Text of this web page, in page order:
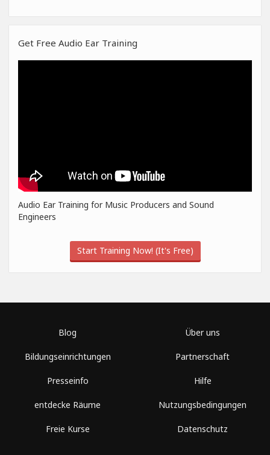
Get Free Audio Ear Training
Audio Ear Training for Music Producers and Sound
Engineers
Start Training Now! (It's Free)
Blog
Bildungseinrichtungen
Presseinfo
entdecke Räume
Freie Kurse
Über uns
Partnerschaft
Hilfe
Nutzungsbedingungen
Datenschutz